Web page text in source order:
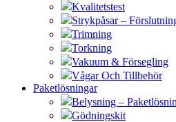
Kvalitetstest
Strykpåsar –
Trimning
Torkning
Vakuum & Försegling
Vågar Och Tillbehör
Paketlösningar
Belysning –
Gödningskit